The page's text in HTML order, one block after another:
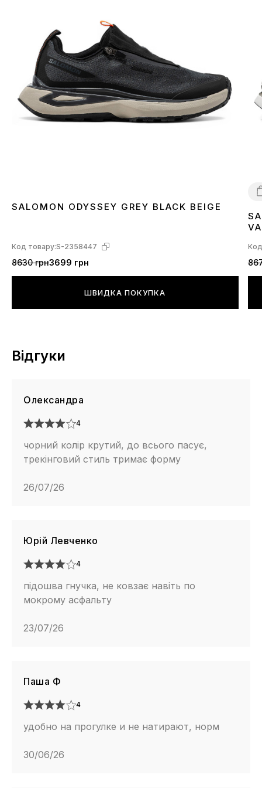
SALOMON ODYSSEY GREY BLACK BEIGE
Код товару:S-2358447
8630 грн3699 грн
ШВИДКА ПОКУПКА
Відгуки
Олександра
4
чорний колір крутий, до всього пасує,
трекінговий стиль тримає форму
26/07/26
Юрій Левченко
4
підошва гнучка, не ковзає навіть по
мокрому асфальту
23/07/26
Паша Ф
4
удобно на прогулке и не натирают, норм
30/06/26